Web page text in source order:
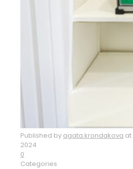
Published by agata.krondakova at
2024
0
Categories